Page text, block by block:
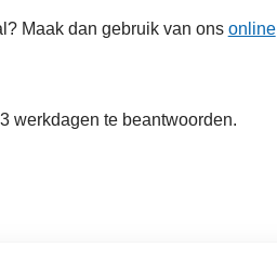
Maak dan gebruik van ons online
werkdagen te beantwoorden.